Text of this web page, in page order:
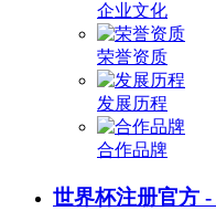
企业文化
荣誉资质
发展历程
合作品牌
世界杯注册官方